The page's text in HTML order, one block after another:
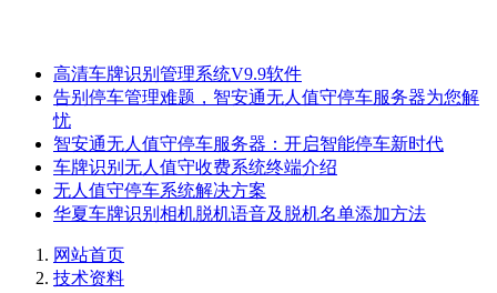
高清车牌识别管理系统V9.9软件
告别停车管理难题，智安通无人值守停车服务器为您解
忧
智安通无人值守停车服务器：开启智能停车新时代
车牌识别无人值守收费系统终端介绍
无人值守停车系统解决方案
华夏车牌识别相机脱机语音及脱机名单添加方法
网站首页
技术资料